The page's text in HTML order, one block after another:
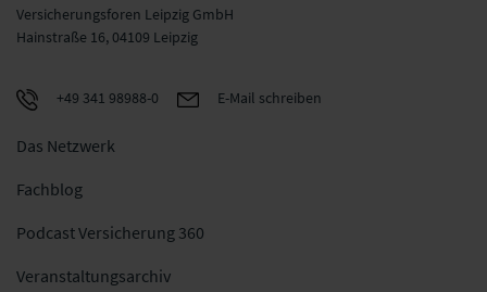
Versicherungsforen Leipzig GmbH
Hainstraße 16, 04109 Leipzig
+49 341 98988-0 E-Mail schreiben
Das Netzwerk
Fachblog
Podcast Versicherung 360
Veranstaltungsarchiv